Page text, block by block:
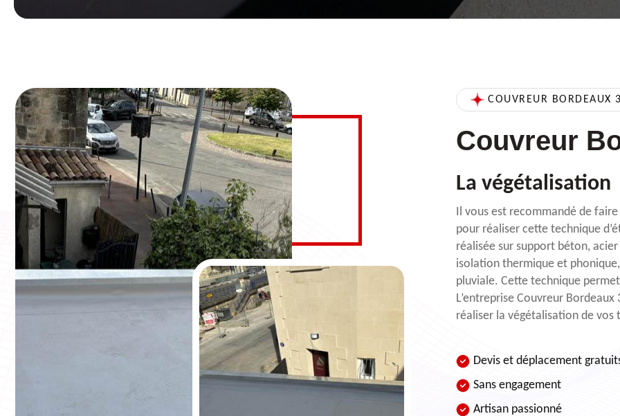
COUVREUR BORDEAUX
Couvreur
La végétalisation
Il vous est recommandé de
pour réaliser cette technique
réalisée sur support béton,
isolation thermique et
pluviale. Cette technique
L’entreprise Couvreur
réaliser la végétalisation de
Devis et déplacement
Sans engagement
Artisan passionné